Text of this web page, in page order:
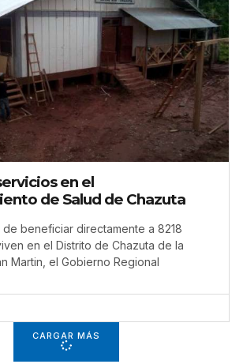
en el
de Salud de Chazuta
beneficiar directamente a 8218
en el Distrito de Chazuta de la
Martin, el Gobierno Regional
CARGAR MÁS